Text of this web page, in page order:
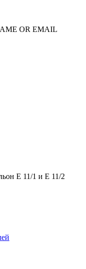
OR EMAIL
Е 11/1 и Е 11/2